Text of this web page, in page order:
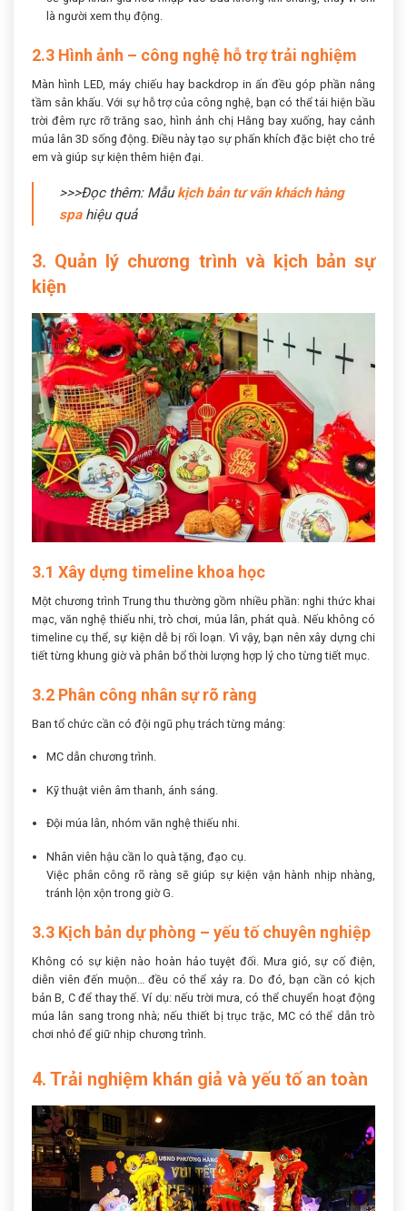
là người xem thụ động.
2.3 Hình ảnh – công nghệ hỗ trợ trải nghiệm
Màn hình LED, máy chiếu hay backdrop in ấn đều góp phần nâng
tầm sân khấu. Với sự hỗ trợ của công nghệ, bạn có thể tái hiện bầu
trời đêm rực rỡ trăng sao, hình ảnh chị Hằng bay xuống, hay cảnh
múa lân 3D sống động. Điều này tạo sự phấn khích đặc biệt cho trẻ
em và giúp sự kiện thêm hiện đại.
>>>Đọc thêm: Mẫukịch bản tư vấn khách hàng
spahiệu quả
3. Quản lý chương trình và kịch bản sự
kiện
3.1 Xây dựng timeline khoa học
Một chương trình Trung thu thường gồm nhiều phần: nghi thức khai
mạc, văn nghệ thiếu nhi, trò chơi, múa lân, phát quà. Nếu không có
timeline cụ thể, sự kiện dễ bị rối loạn. Vì vậy, bạn nên xây dựng chi
tiết từng khung giờ và phân bổ thời lượng hợp lý cho từng tiết mục.
3.2 Phân công nhân sự rõ ràng
Ban tổ chức cần có đội ngũ phụ trách từng mảng:
MC dẫn chương trình.
Kỹ thuật viên âm thanh, ánh sáng.
Đội múa lân, nhóm văn nghệ thiếu nhi.
Nhân viên hậu cần lo quà tặng, đạo cụ.
Việc phân công rõ ràng sẽ giúp sự kiện vận hành nhịp nhàng,
tránh lộn xộn trong giờ G.
3.3 Kịch bản dự phòng – yếu tố chuyên nghiệp
Không có sự kiện nào hoàn hảo tuyệt đối. Mưa gió, sự cố điện,
diễn viên đến muộn… đều có thể xảy ra. Do đó, bạn cần có kịch
bản B, C để thay thế. Ví dụ: nếu trời mưa, có thể chuyển hoạt động
múa lân sang trong nhà; nếu thiết bị trục trặc, MC có thể dẫn trò
chơi nhỏ để giữ nhịp chương trình.
4. Trải nghiệm khán giả và yếu tố an toàn